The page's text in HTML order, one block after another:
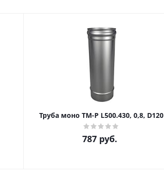
Труба моно ТМ-Р L500.430, 0,8, D120
787 руб.